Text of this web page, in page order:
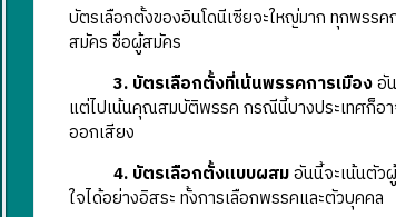
บัตรเลือกตั้งของอินโดนีเซียจะใหญ่มาก ทุกพรร
สมัคร ชื่อผู้สมัคร
3. บัตรเลือกตั้งที่เน้นพรรคการเมืองอั
แต่ไปเน้นคุณสมบัติพรรค กรณีนี้บางประเทศก็อ
ออกเสียง
4. บัตรเลือกตั้งแบบผสมอันนี้จะเน้นตัว
ใจได้อย่างอิสระ ทั้งการเลือกพรรคและตัวบุคคล